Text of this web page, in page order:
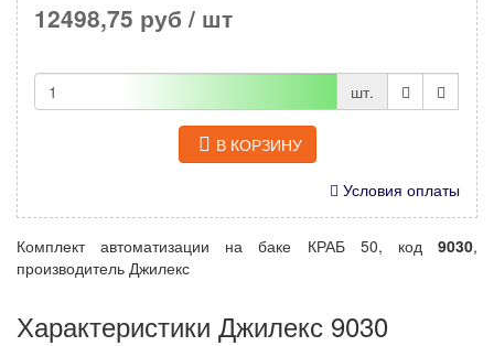
12498,75 руб / шт
шт.
В КОРЗИНУ
Условия оплаты
Комплект автоматизации на баке КРАБ 50, код 9030,
производитель Джилекс
Характеристики Джилекс 9030